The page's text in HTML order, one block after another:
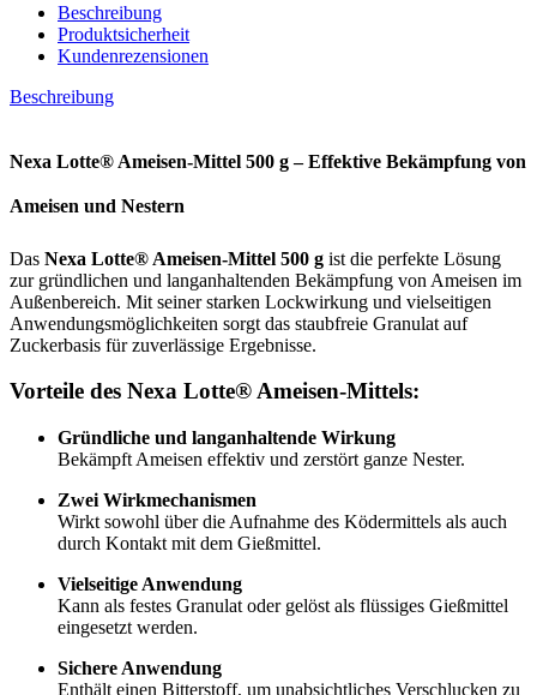
Beschreibung
Produktsicherheit
Kundenrezensionen
Beschreibung
Nexa Lotte® Ameisen-Mittel 500 g – Effektive Bekämpfung von
Ameisen und Nestern
Das Nexa Lotte® Ameisen-Mittel 500 g ist die perfekte Lösung
zur gründlichen und langanhaltenden Bekämpfung von Ameisen im
Außenbereich. Mit seiner starken Lockwirkung und vielseitigen
Anwendungsmöglichkeiten sorgt das staubfreie Granulat auf
Zuckerbasis für zuverlässige Ergebnisse.
Vorteile des Nexa Lotte® Ameisen-Mittels:
Gründliche und langanhaltende Wirkung
Bekämpft Ameisen effektiv und zerstört ganze Nester.
Zwei Wirkmechanismen
Wirkt sowohl über die Aufnahme des Ködermittels als auch
durch Kontakt mit dem Gießmittel.
Vielseitige Anwendung
Kann als festes Granulat oder gelöst als flüssiges Gießmittel
eingesetzt werden.
Sichere Anwendung
Enthält einen Bitterstoff, um unabsichtliches Verschlucken zu